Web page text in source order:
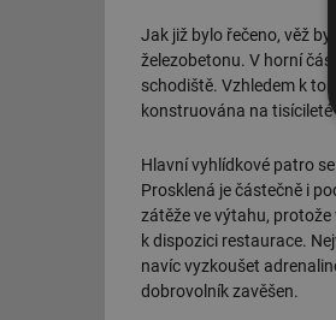
Jak již bylo řečeno, věž
železobetonu. V horní
schodiště. Vzhledem k
konstruována na tisícileté
Hlavní vyhlídkové patro
Prosklená je částečně i
zátěže ve výtahu,
k dispozici restaurace.
navíc vyzkoušet
dobrovolník zavěšen.